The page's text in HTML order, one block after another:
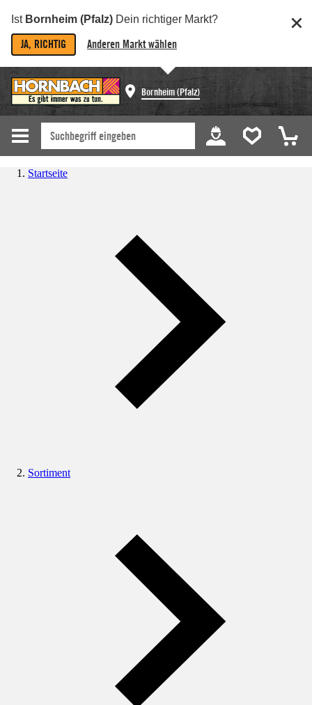
Ist Bornheim (Pfalz) Dein richtiger Markt?
JA, RICHTIG Anderen Markt wählen
Bornheim (Pfalz)
Startseite
Sortiment